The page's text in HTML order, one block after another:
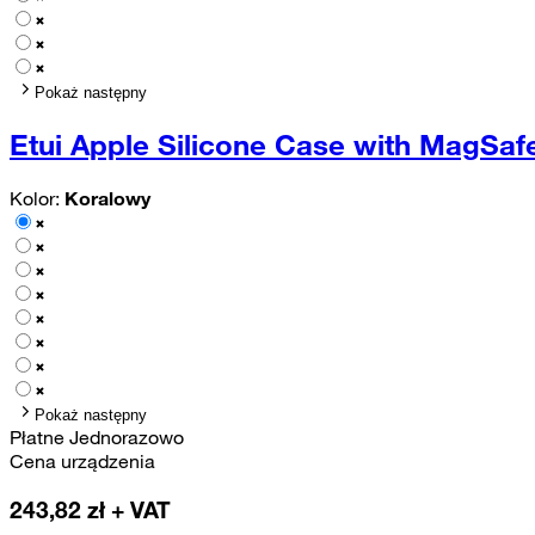
Pokaż następny
Etui Apple Silicone Case with
Kolor: Koralowy
Pokaż następny
Płatne Jednorazowo
Cena urządzenia
243,82 zł + VAT